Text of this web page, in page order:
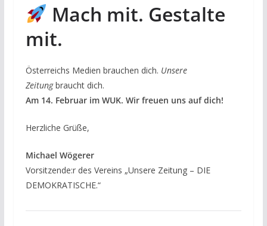
Mach mit. Gestalte
mit.
Österreichs Medien brauchen dich. Unsere
Zeitungbraucht dich.
Am 14. Februar im WUK. Wir freuen uns auf dich!
Herzliche Grüße,
Michael Wögerer
Vorsitzende:r des Vereins „Unsere Zeitung – DIE
DEMOKRATISCHE.“